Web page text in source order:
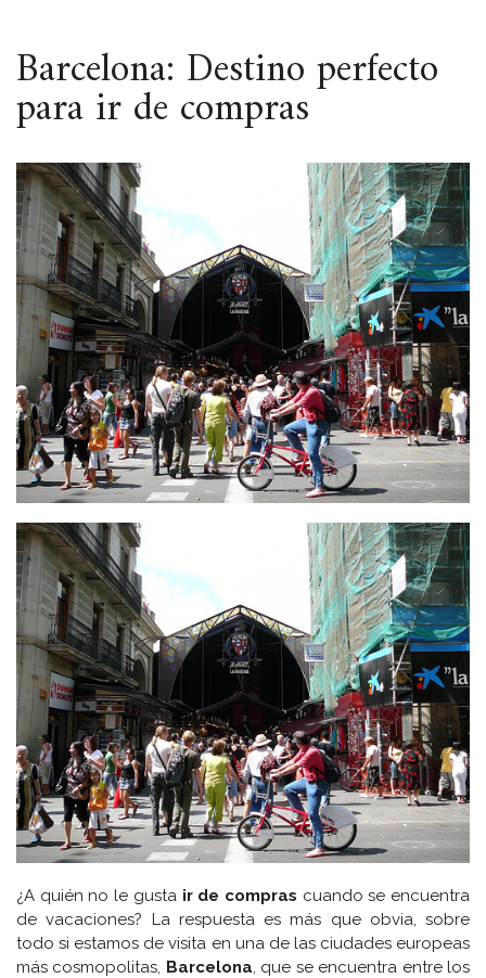
ESPACIO
Barcelona: Destino perfecto
para ir de compras
¿A quién no le gusta ir de compras cuando se encuentra
de vacaciones? La respuesta es más que obvia, sobre
todo si estamos de visita en una de las ciudades europeas
más cosmopolitas, Barcelona , que se encuentra entre los